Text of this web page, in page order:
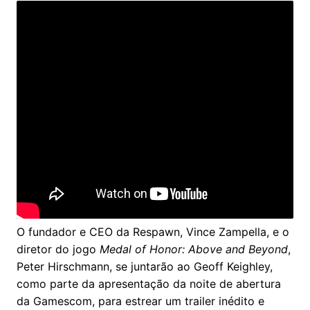
O fundador e CEO da Respawn, Vince Zampella, e o
diretor do jogo Medal of Honor: Above and Beyond,
Peter Hirschmann, se juntarão ao Geoff Keighley,
como parte da apresentação da noite de abertura
da Gamescom, para estrear um trailer inédito e